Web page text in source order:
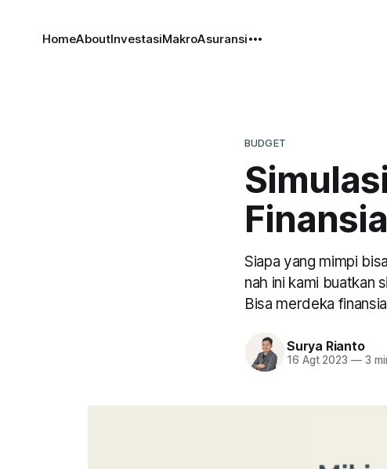
HomeAboutInvestasiMakroAsuransi
BUDGET
Siapa yang mimpi
nah ini kami buatkan
Bisa merdeka
Surya Rianto
16 Agt 2023 —3